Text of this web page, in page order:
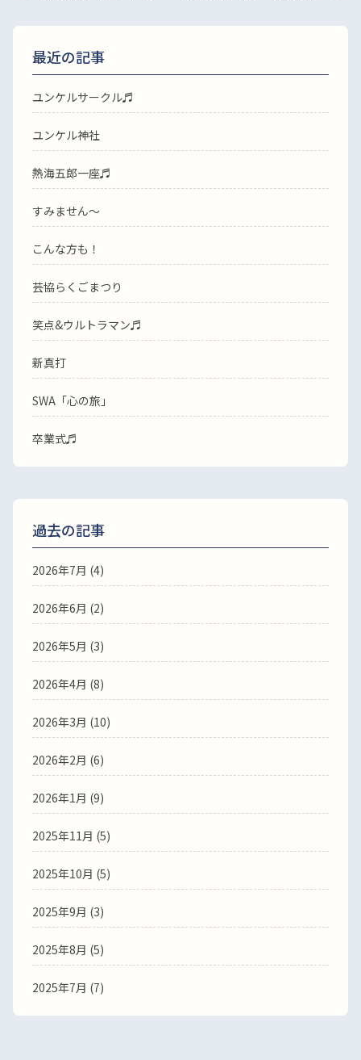
最近の記事
ユンケルサークル♬
ユンケル神社
熱海五郎一座♬
すみません〜
こんな方も！
芸協らくごまつり
笑点&ウルトラマン♬
新真打
SWA「心の旅」
卒業式♬
過去の記事
2026年7月 (4)
2026年6月 (2)
2026年5月 (3)
2026年4月 (8)
2026年3月 (10)
2026年2月 (6)
2026年1月 (9)
2025年11月 (5)
2025年10月 (5)
2025年9月 (3)
2025年8月 (5)
2025年7月 (7)